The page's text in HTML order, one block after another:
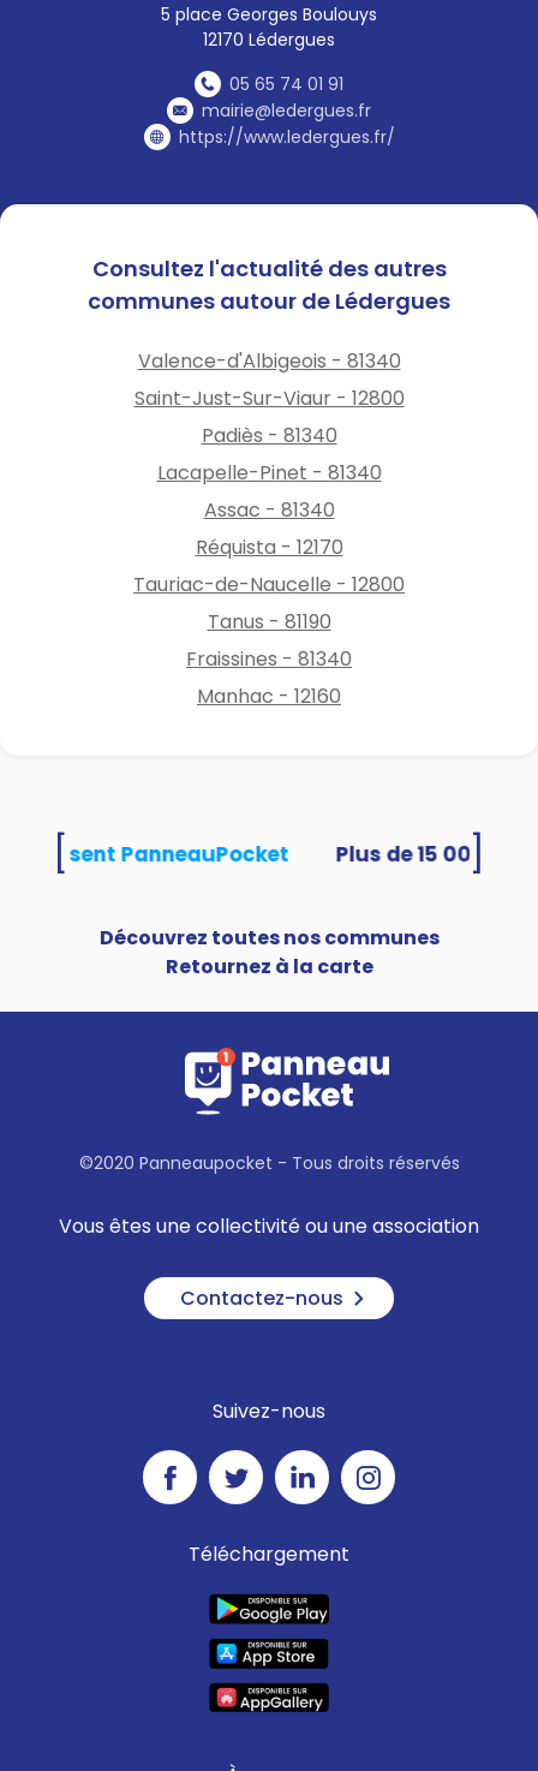
5 place Georges Boulouys
12170 Lédergues
05 65 74 01 91
mairie@ledergues.fr
https://www.ledergues.fr/
Consultez l'actualité des autres
communes autour de Lédergues
Valence-d'Albigeois - 81340
Saint-Just-Sur-Viaur - 12800
Padiès - 81340
Lacapelle-Pinet - 81340
Assac - 81340
Réquista - 12170
Tauriac-de-Naucelle - 12800
Tanus - 81190
Fraissines - 81340
Manhac - 12160
utilisent PanneauPocket
Découvrez toutes nos communes
Retournez à la carte
©2020 Panneaupocket - Tous droits réservés
Vous êtes une collectivité ou une association
Contactez-nous
Suivez-nous
Téléchargement